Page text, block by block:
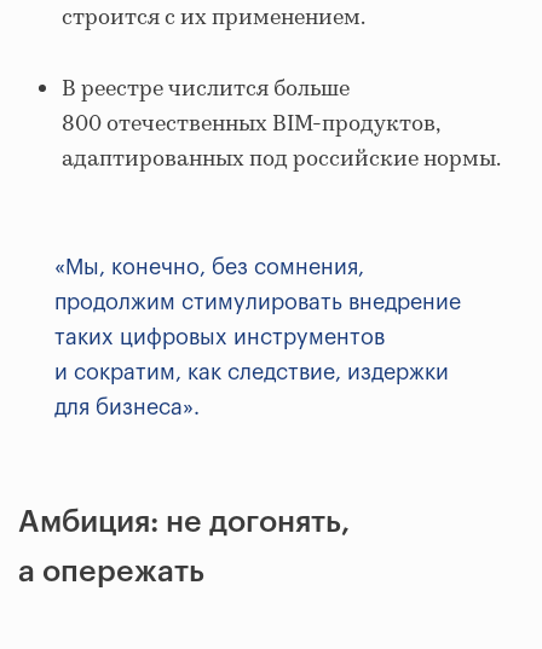
строится с их применением.
В реестре числится больше
800 отечественных BIM-продуктов,
адаптированных под российские нормы.
«Мы, конечно, без сомнения,
продолжим стимулировать внедрение
таких цифровых инструментов
и сократим, как следствие, издержки
для бизнеса».
Амбиция: не догонять,
а опережать